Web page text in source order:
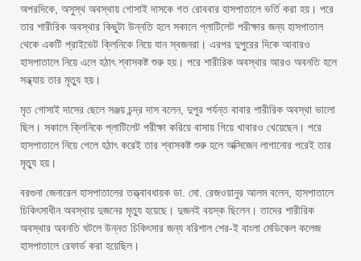
অপরদিকে, অসুস্থ অবস্থায় গোসাই দাসকে গত রোববার হাসপাতালে ভর্তি করা হয়। পরে
তার শারীরিক অবস্থার কিছুটা উন্নতি হলে সকালে প্লাটিলেট পরীক্ষার জন্য হাসপাতাল
থেকে একটি প্রাইভেট ক্লিনিকে নিয়ে যান স্বজনরা। এরপর দুপুরের দিকে আবারও
হাসপাতালে নিয়ে এলে হঠাৎ শ্বাসকষ্ট শুরু হয়। পরে শারীরিক অবস্থার আরও অবনতি হলে
সন্ধ্যায় তার মৃত্যু হয়।
মৃত গোসাই দাসের ছেলে সঞ্জয় চন্দ্র দাস বলেন, দুপুর পর্যন্ত বাবার শারীরিক অবস্থা ভালো
ছিল। সকালে ক্লিনিকে প্লাটিলেট পরীক্ষা করিয়ে বাসায় গিয়ে খাবারও খেয়েছেন। পরে
হাসপাতালে নিয়ে গেলে হঠাৎ করেই তার শ্বাসকষ্ট শুরু হলে অক্সিজেন লাগানোর পরেই তার
মৃত্যু হয়।
বরগুনা জেনারেল হাসপাতালের তত্ত্বাবধায়ক ডা. মো. রেজওয়ানুর আলম বলেন, হাসপাতালে
চিকিৎসাধীন অবস্থায় দুজনের মৃত্যু হয়েছে। দুজনই বয়স্ক ছিলেন। তাদের শারীরিক
অবস্থার অবনতি ঘটলে উন্নত চিকিৎসার জন্য বরিশাল শের-ই বাংলা মেডিকেল কলেজ
হাসপাতালে রেফার্ড করা হয়েছিল।